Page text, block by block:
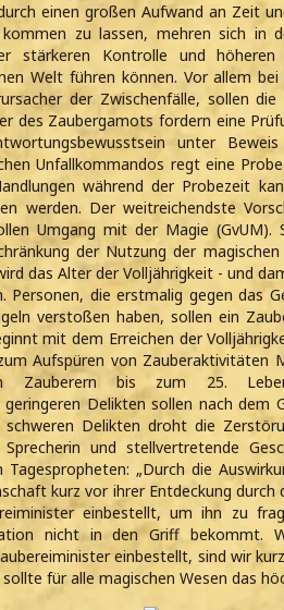
einen großen Aufwand an Zeit
zu lassen, mehren sich in
stärkeren Kontrolle und
Welt führen können. Vor allem
der Zwischenfälle, sollen
des Zaubergamots fordern eine
unter
Unfallkommandos regt eine
während der Probezeit
werden. Der weitreichendste
Umgang mit der Magie
der Nutzung der
das Alter der Volljährigkeit - und
Personen, die erstmalig gegen das
verstoßen haben, sollen ein
mit dem Erreichen der
Aufspüren von Zauberaktivitäten
Zauberern bis zum 25.
Delikten sollen nach dem
Delikten droht die
und stellvertretende
„Durch die
kurz vor ihrer Entdeckung
einbestellt, um ihn zu
nicht in den Griff bekommt.
einbestellt, sind wir
für alle magischen Wesen das